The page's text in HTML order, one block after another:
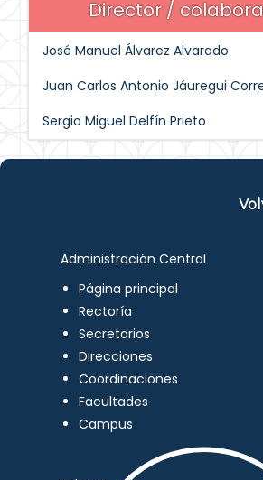
Director /
José Manuel Álvarez Alvarado
Juan Carlos Antonio Jáuregui
Sergio Miguel Delfín Prieto
Administración Central
Página principal
Rectoría
Secretarios
Direcciones
Coordinaciones
Facultades
Campus